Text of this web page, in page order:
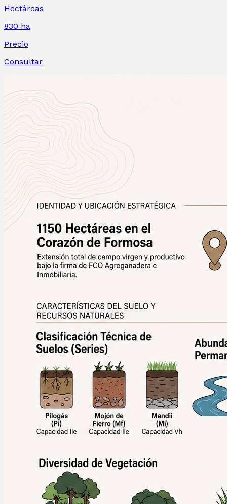
Hectáreas
830 ha
Precio
Consultar